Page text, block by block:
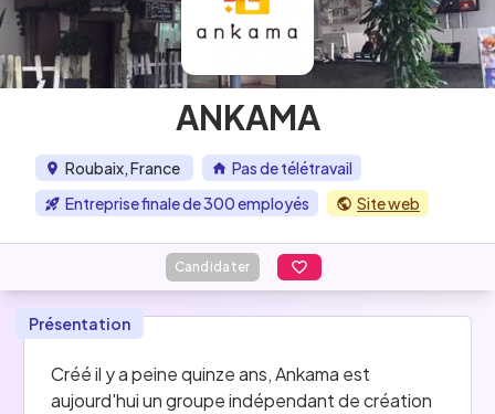
ANKAMA
Roubaix, France
Pas de télétravail
Entreprise finale de 300 employés
Site web
Candidater
Présentation
Créé il y a peine quinze ans, Ankama est
aujourd'hui un groupe indépendant de création